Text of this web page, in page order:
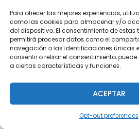
Para ofrecer las mejores experiencias,
como las cookies para almacenar y/o
del dispositivo. El consentimiento de
permitirá procesar datos como el
navegación o las identificaciones únicas
consentir o retirar el consentimiento,
a ciertas características y funciones.
ACEPTAR
Opt-out preferences
Colorante Negativo
Parámetro
estándar